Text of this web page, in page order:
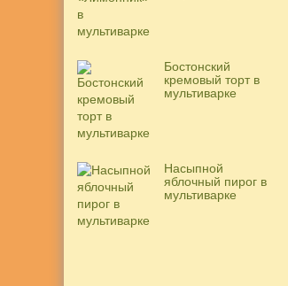
Бостонский
кремовый торт в
мультиварке
Насыпной
яблочный пирог в
мультиварке